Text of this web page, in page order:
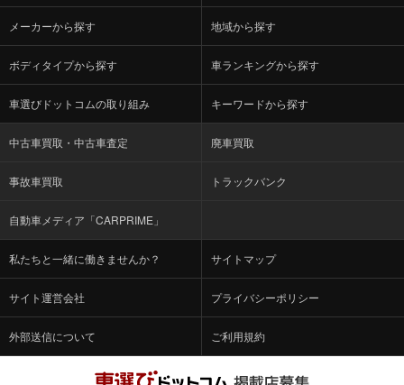
メーカーから探す 地域から探す
ボディタイプから探す 車ランキングから探す
車選びドットコムの取り組み キーワードから探す
中古車買取・中古車査定 廃車買取
事故車買取 トラックバンク
自動車メディア「CARPRIME」
私たちと一緒に働きませんか？ サイトマップ
サイト運営会社 プライバシーポリシー
外部送信について ご利用規約